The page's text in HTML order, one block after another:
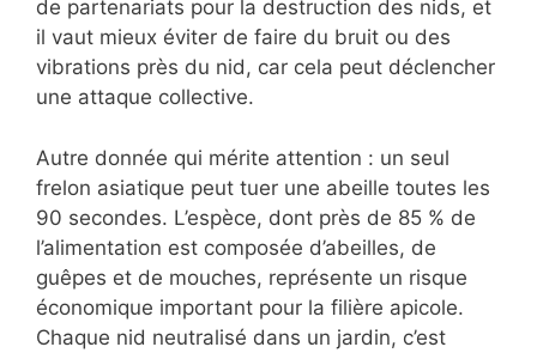
de partenariats pour la destruction des nids, et
il vaut mieux éviter de faire du bruit ou des
vibrations près du nid, car cela peut déclencher
une attaque collective.
Autre donnée qui mérite attention : un seul
frelon asiatique peut tuer une abeille toutes les
90 secondes. L’espèce, dont près de 85 % de
l’alimentation est composée d’abeilles, de
guêpes et de mouches, représente un risque
économique important pour la filière apicole.
Chaque nid neutralisé dans un jardin, c’est